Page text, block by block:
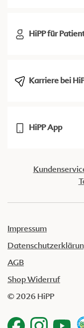
HiPP für
Karriere bei
HiPP App
Impressum
AGB
Shop Widerruf
© 2026 HiPP